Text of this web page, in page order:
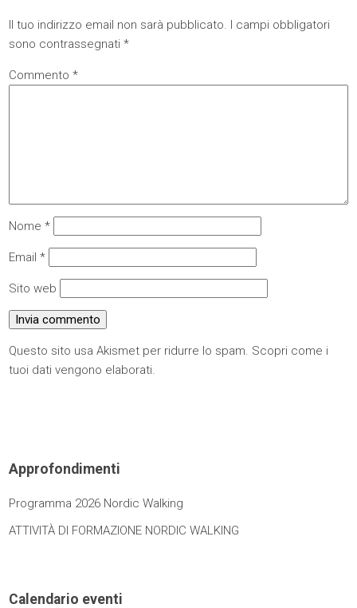
Il tuo indirizzo email non sarà pubblicato. I campi obbligatori
sono contrassegnati*
Commento*
Nome*
Email*
Sito web
Questo sito usa Akismet per ridurre lo spam. Scopri come i
tuoi dati vengono elaborati.
Approfondimenti
Programma 2026 Nordic Walking
ATTIVITÀ DI FORMAZIONE NORDIC WALKING
Calendario eventi